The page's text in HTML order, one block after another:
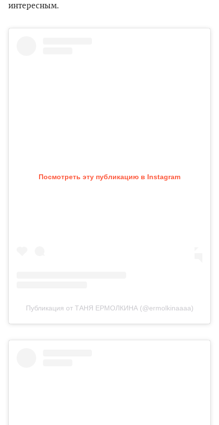
интересным.
Посмотреть эту публикацию в Instagram
Публикация от ТАНЯ ЕРМОЛКИНА (@ermolkinaaaa)